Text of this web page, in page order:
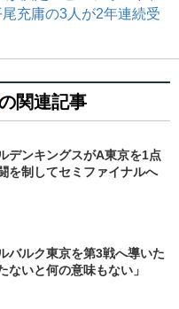
充庸の3人が2年連続受
関連記事
デンキングスがA東京を1点
を制してセミファイナルへ
バルク東京を第3戦へ導いた
ないと何の意味もない」